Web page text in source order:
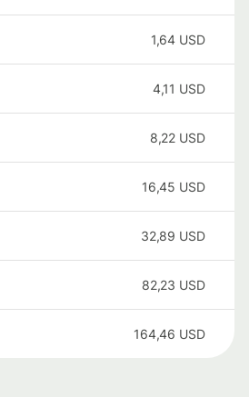
1,64 USD
4,11 USD
8,22 USD
16,45 USD
32,89 USD
82,23 USD
164,46 USD